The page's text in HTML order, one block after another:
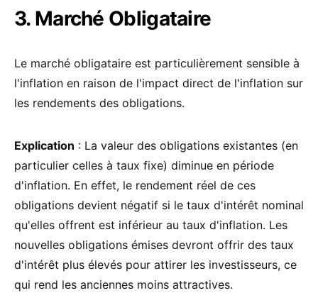
3. Marché Obligataire
Le marché obligataire est particulièrement sensible à
l'inflation en raison de l'impact direct de l'inflation sur
les rendements des obligations.
Explication : La valeur des obligations existantes (en
particulier celles à taux fixe) diminue en période
d'inflation. En effet, le rendement réel de ces
obligations devient négatif si le taux d'intérêt nominal
qu'elles offrent est inférieur au taux d'inflation. Les
nouvelles obligations émises devront offrir des taux
d'intérêt plus élevés pour attirer les investisseurs, ce
qui rend les anciennes moins attractives.